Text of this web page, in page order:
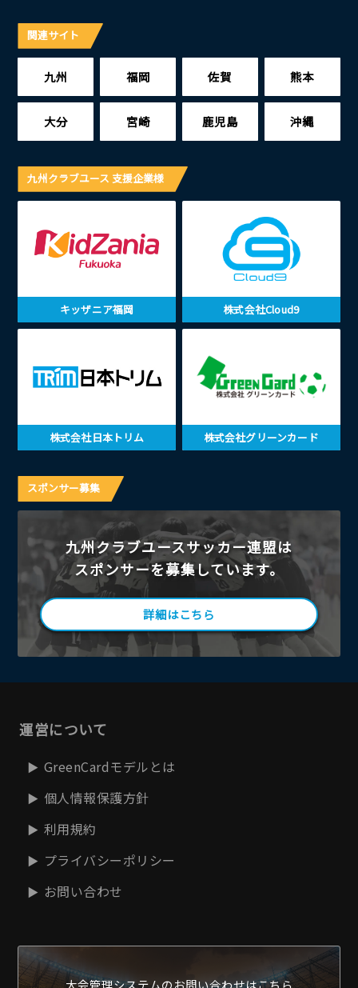
関連サイト
九州 福岡 佐賀 熊本
大分 宮崎 鹿児島 沖縄
九州クラブユース 支援企業様
キッザニア福岡 株式会社Cloud9
株式会社日本トリム 株式会社グリーンカード
スポンサー募集
九州クラブユースサッカー連盟は
スポンサーを募集しています。
詳細はこちら
運営について
GreenCardモデルとは
個人情報保護方針
利用規約
プライバシーポリシー
お問い合わせ
大会管理システムのお問い合わせはこちら